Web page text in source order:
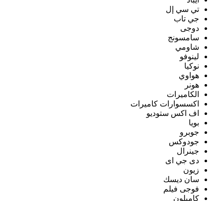
تي سي إل
جي تاب
دوجى
سامسونج
شاومي
لينوفو
نوكيا
هواوي
هونر
الكاميرات
اكسسوارات كاميرات
اف اكس ستوديو
بويا
جوبرو
جودوكس
جينرال
دى جي اى
زيون
سان ديسك
فوجى فيلم
كاميلون